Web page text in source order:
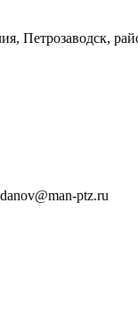
Петрозаводск,
ptz.ru